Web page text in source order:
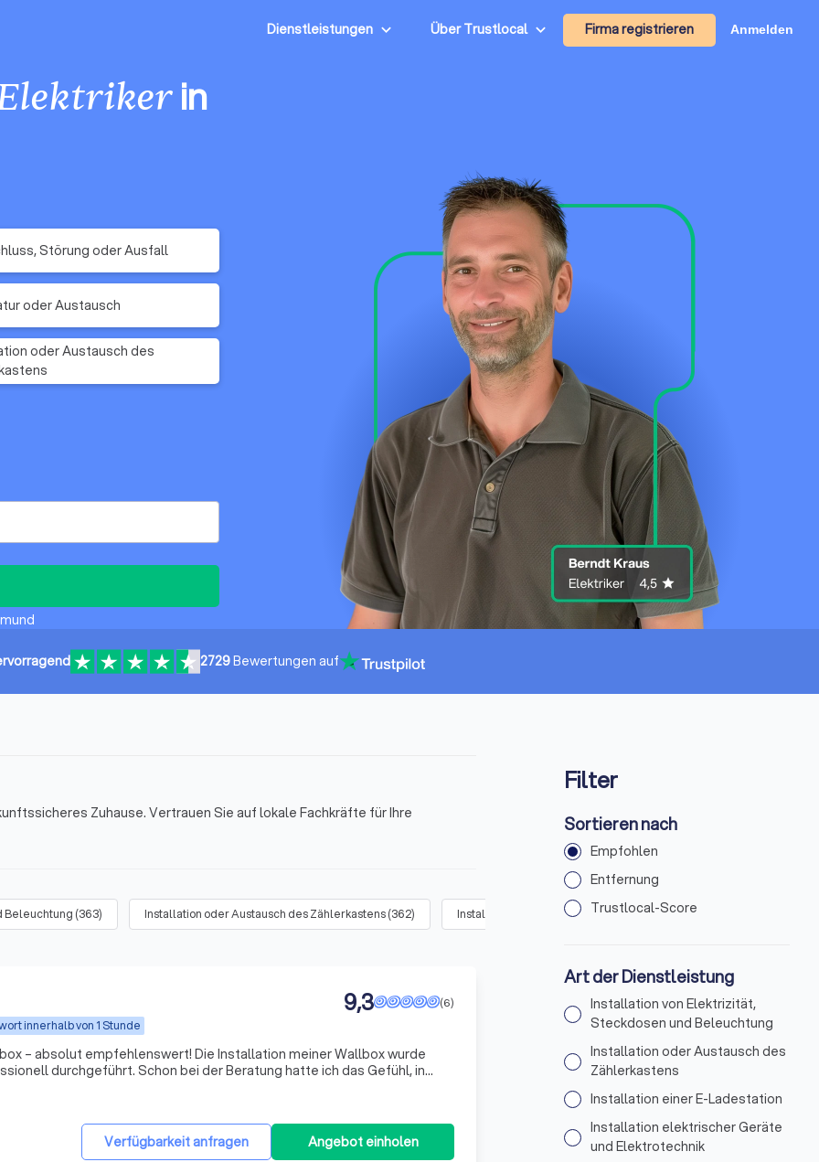
Dienstleistungen Über Trustlocal Firma registrieren Anmelden
in
Störung oder Ausfall
oder Austausch
oder Austausch des
2729Bewertungen auf
Zuhause. Vertrauen Sie auf lokale Fachkräfte für Ihre
Beleuchtung (363) Installation oder Austausch des Zählerkastens(362) Installation einer E-Ladestation (170) Installation elektrischer
innerhalb von 1 Stunde
(6)
9,3
Die Installation meiner Wallbox wurde
durchgeführt. Schon bei der Beratung hatte ich das Gefühl, in
verständlich erklärt, auf meine Fragen wurde geduldig eingegangen.
die Arbeiten ordentlich ausgeführt und nach der Installation
erklärt und getestet. Man merkt sofort, dass hier ein Fachmann mit
die tolle Arbeit!
Verfügbarkeit anfragen Angebot einholen
Filter
Sortieren nach
Empfohlen
Entfernung
Trustlocal-Score
Art der Dienstleistung
Installation von Elektrizität,
Steckdosen und Beleuchtung
Installation oder Austausch des
Zählerkastens
Installation einer E-Ladestation
Installation elektrischer Geräte
und Elektrotechnik